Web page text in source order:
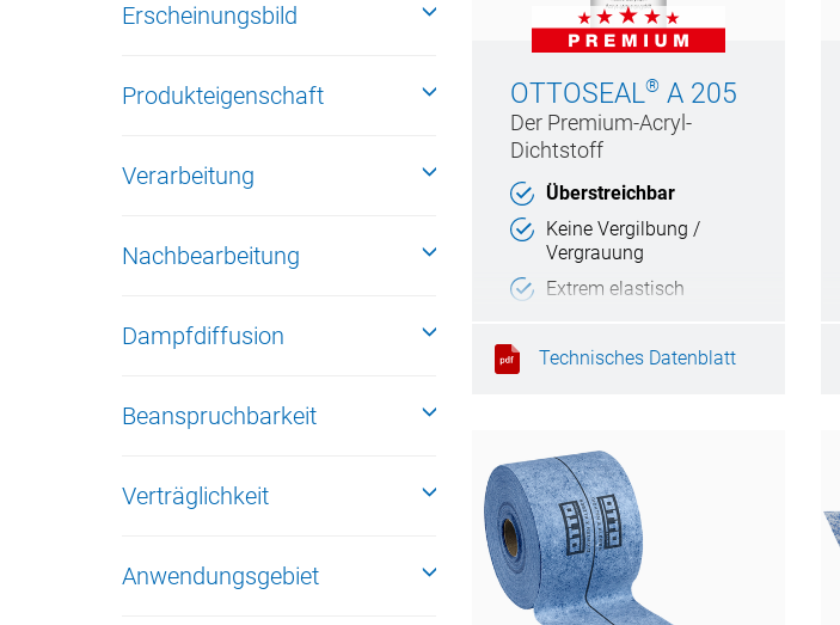
Erscheinungsbild
Produkteigenschaft
Verarbeitung
Nachbearbeitung
Dampfdiffusion
Beanspruchbarkeit
Verträglichkeit
Anwendungsgebiet
OTTOSEAL®A 205
Der Premium-Acryl-
Dichtstoff
Überstreichbar
Keine Vergilbung /
Vergrauung
Extrem elastisch
beständig
Technisches Datenblatt